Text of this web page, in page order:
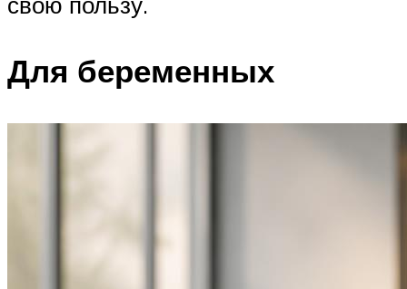
Для беременных